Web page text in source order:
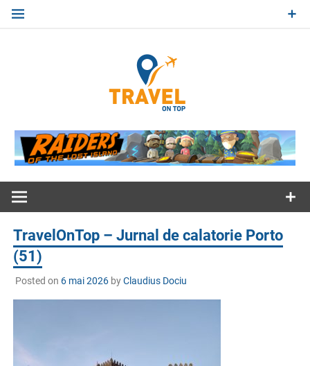
Skip
TravelOnTop – Jurnal de calatorie Porto
(51)
Posted on 6 mai 2026byClaudius Dociu